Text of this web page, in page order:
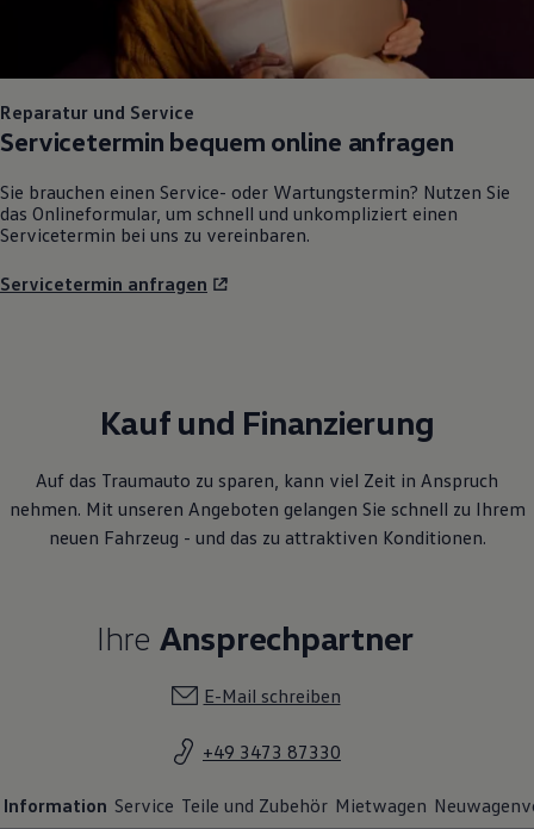
Reparatur und Service
Servicetermin bequem online anfragen
Sie brauchen einen Service- oder Wartungstermin? Nutzen Sie
das Onlineformular, um schnell und unkompliziert einen
Servicetermin bei uns zu vereinbaren.
Servicetermin anfragen
Kauf und Finanzierung
Auf das Traumauto zu sparen, kann viel Zeit in Anspruch
nehmen. Mit unseren Angeboten gelangen Sie schnell zu Ihrem
neuen Fahrzeug - und das zu attraktiven Konditionen.
Ihre Ansprechpartner
E-Mail schreiben
+49 3473 87330
Information Service Teile und Zubehör Mietwagen